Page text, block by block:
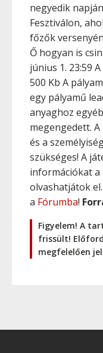
negyedik
Fesztiválon,
főzők
Ő hogyan is
június 1. 23:59
500 Kb A
egy pályamű
anyaghoz
megengedett.
és a
szükséges! A
információkat a
olvashatjátok
a Fórumba!
Figyelem! A
frissült!
megfelelően